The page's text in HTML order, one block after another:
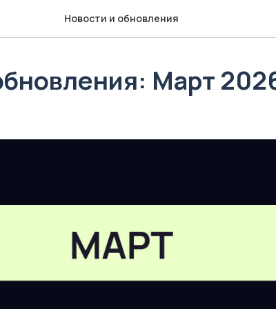
Новости и обновления
Март